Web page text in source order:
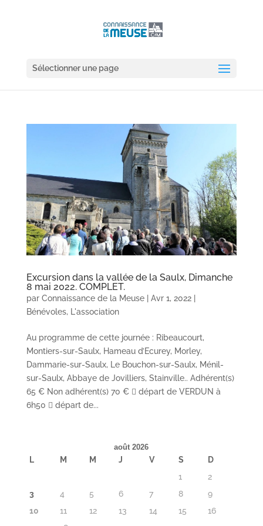
Sélectionner une page
Excursion dans la vallée de la Saulx, Dimanche
8 mai 2022. COMPLET.
par Connaissance de la Meuse| Avr 1, 2022|
Bénévoles, L'association
Au programme de cette journée : Ribeaucourt,
Montiers-sur-Saulx, Hameau d’Ecurey, Morley,
Dammarie-sur-Saulx, Le Bouchon-sur-Saulx, Ménil-
sur-Saulx, Abbaye de Jovilliers, Stainville.. Adhérent(s)
65 € Non adhérent(s) 70 €  départ de VERDUN à
6h50  départ de...
août 2026
L M M J V S
D
1
2
3
4 5 6 7 8
9
10
11 12 13 14 15
16